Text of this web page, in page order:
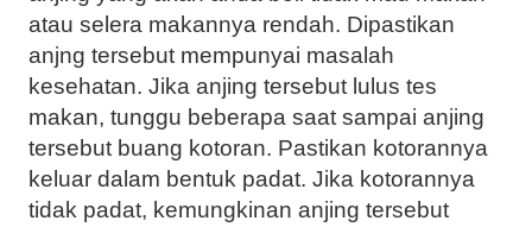
atau selera makannya rendah. Dipastikan
anjng tersebut mempunyai masalah
kesehatan. Jika anjing tersebut lulus tes
makan, tunggu beberapa saat sampai anjing
tersebut buang kotoran. Pastikan kotorannya
keluar dalam bentuk padat. Jika kotorannya
tidak padat, kemungkinan anjing tersebut